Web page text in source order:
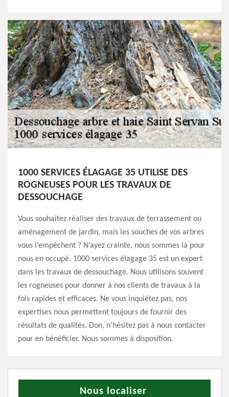
1000 SERVICES ÉLAGAGE 35 UTILISE DES
ROGNEUSES POUR LES TRAVAUX DE
DESSOUCHAGE
Vous souhaitez réaliser des travaux de terrassement ou
aménagement de jardin, mais les souches de vos arbres
vous l’empêchent ? N’ayez crainte, nous sommes là pour
nous en occupé. 1000 services élagage 35 est un expert
dans les travaux de dessouchage. Nous utilisons souvent
les rogneuses pour donner à nos clients de travaux à la
fois rapides et efficaces. Ne vous inquiétez pas, nos
expertises nous permettent toujours de fournir des
résultats de qualités. Don, n’hésitez pas à nous contacter
pour en bénéficier. Nous sommes à disposition.
Nous localiser